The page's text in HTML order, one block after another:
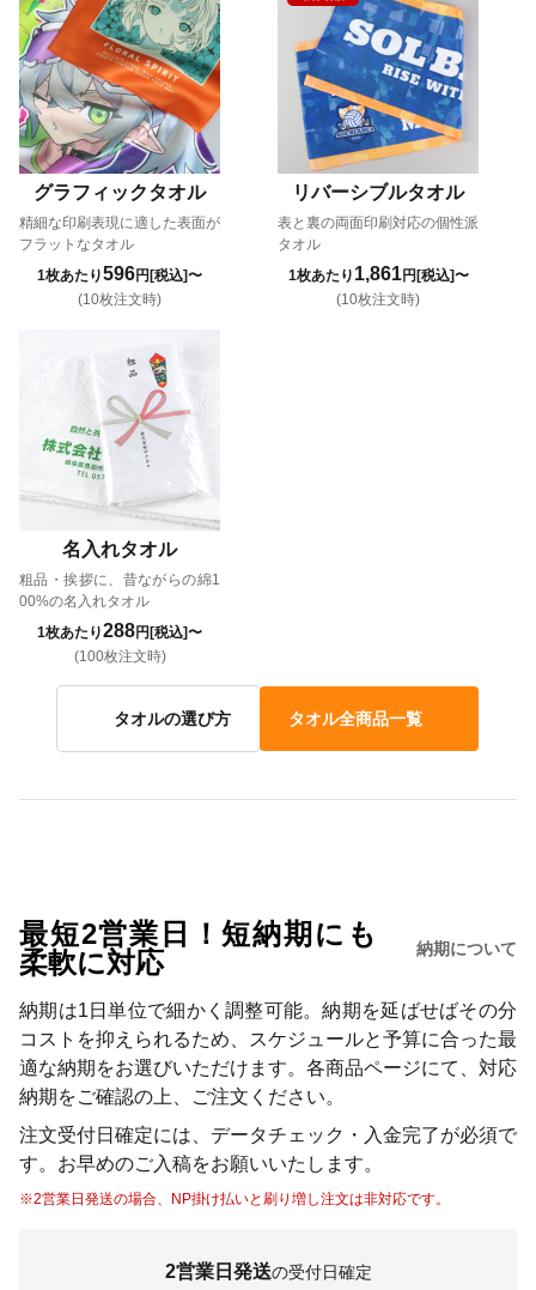
グラフィックタオル
精細な印刷表現に適した表面が
フラットなタオル
1枚あたり596円[税込]〜
(10枚注文時)
リバーシブルタオル
表と裏の両面印刷対応の個性派
タオル
1枚あたり 1,861円[税込]〜
(10枚注文時)
名入れタオル
粗品・挨拶に、昔ながらの綿1
00%の名入れタオル
1枚あたり288円[税込]〜
(100枚注文時)
タオルの選び方 タオル全商品一覧
最短2営業日！短納期にも
柔軟に対応
納期について
納期は1日単位で細かく調整可能。納期を延ばせばその分
コストを抑えられるため、スケジュールと予算に合った最
適な納期をお選びいただけます。各商品ページにて、対応
納期をご確認の上、ご注文ください。
注文受付日確定には、データチェック・入金完了が必須で
す。お早めのご入稿をお願いいたします。
※2営業日発送の場合、NP掛け払いと刷り増し注文は非対応です。
2営業日発送の受付日確定